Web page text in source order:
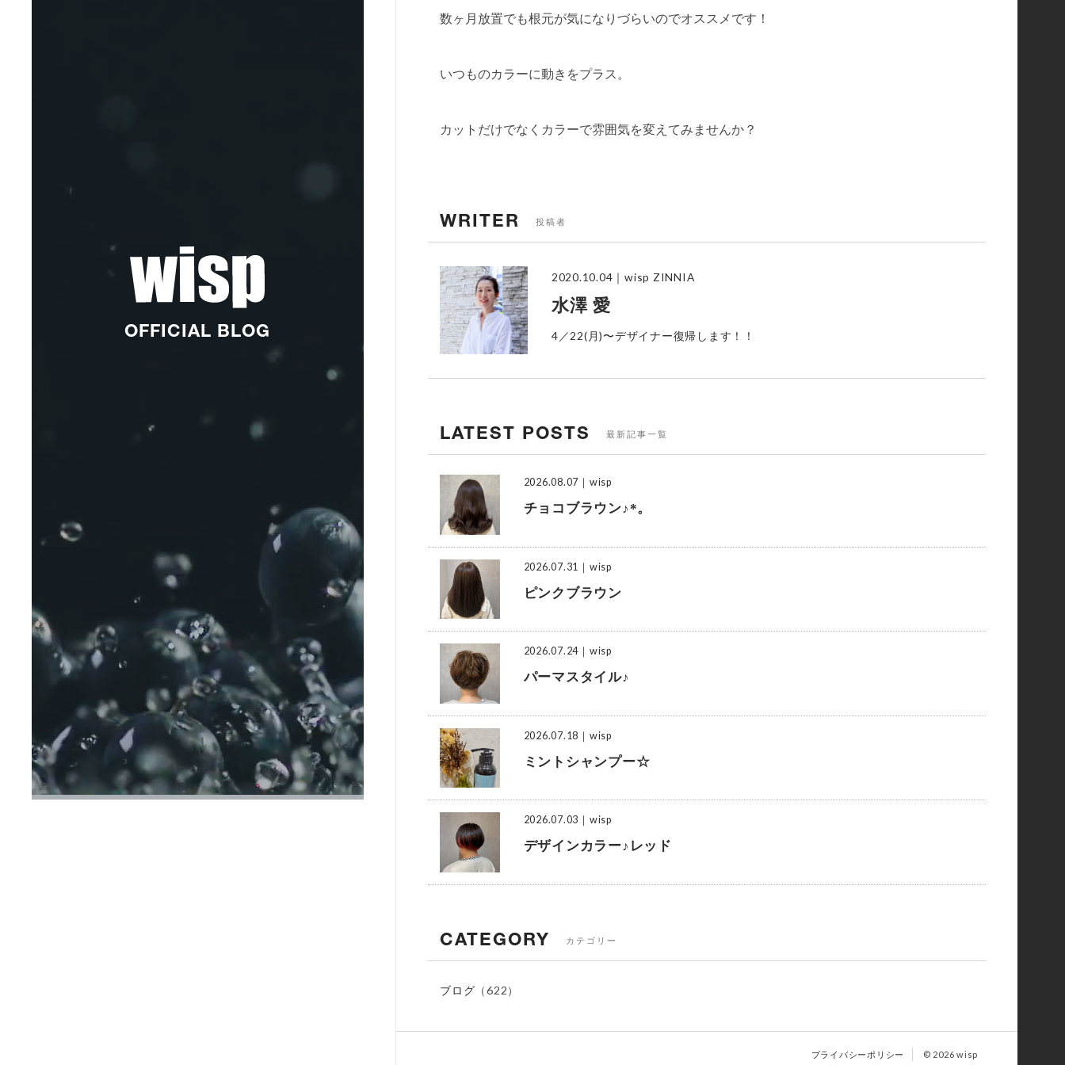
OFFICIAL BLOG
数ヶ月放置でも根元が気になりづらいのでオススメです！
いつものカラーに動きをプラス。
カットだけでなくカラーで雰囲気を変えてみませんか？
WRITER 投稿者
2020.10.04 ｜wisp ZINNIA
水澤 愛
4／22(月)〜デザイナー復帰します！！
LATEST POSTS 最新記事一覧
2026.08.07 ｜wisp
チョコブラウン♪*。
2026.07.31 ｜wisp
ピンクブラウン
2026.07.24 ｜wisp
パーマスタイル♪
2026.07.18 ｜wisp
ミントシャンプー☆
2026.07.03 ｜wisp
デザインカラー♪レッド
CATEGORY カテゴリー
ブログ （622）
プライバシーポリシー © 2026 wisp